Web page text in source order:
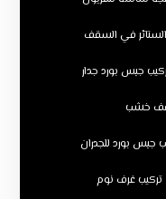
في السقف
جبس بورد جدار
خشب
جبس بورد للجدران
تركيب غرف نوم